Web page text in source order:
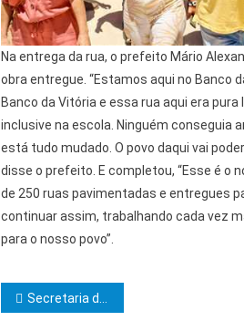
Na entrega da rua, o prefeito Mário
obra entregue. “Estamos aqui no Banco
Banco da Vitória e essa rua aqui era
inclusive na escola. Ninguém conseguia
está tudo mudado. O povo daqui vai
disse o prefeito. E completou, “Esse é o
de 250 ruas pavimentadas e entregues
continuar assim, trabalhando cada vez
para o nosso povo”.
Navegação de Post
Secretaria da Educação premia escolas destaques na gestão da aprendizagem